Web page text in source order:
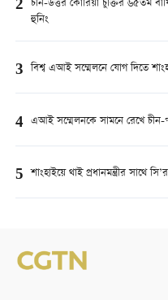
2 চীন-উত্তর কোরিয়া চুক্তির ৬৫তম
হুনিং
3 বিশ্ব এআই সম্মেলনে যোগ দিতে
4 এআই সম্মেলনকে সামনে রেখে চীন-
5 শাংহাইয়ে থাই প্রধানমন্ত্রীর সাথে